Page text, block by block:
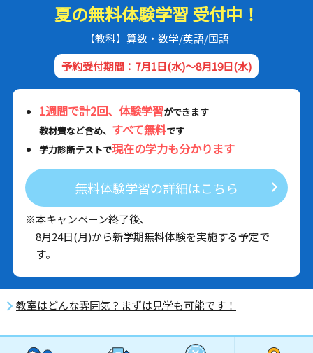
夏の無料体験学習 受付中！
【教科】算数・数学/英語/国語
予約受付期間：7月1日(水)～8月19日(水)
1週間で計2回、体験学習ができます
教材費など含め、 すべて無料です
学力診断テストで現在の学力も分かります
無料体験学習の詳細はこちら
※本キャンペーン終了後、
8月24日(月)から新学期無料体験を実施する予定で
す。
教室はどんな雰囲気？まずは見学も可能です！